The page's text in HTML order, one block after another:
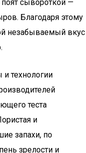
сывороткой —
Благодаря этому
незабываемый вкус
технологии
теста
и
запахи, по
зрелости и